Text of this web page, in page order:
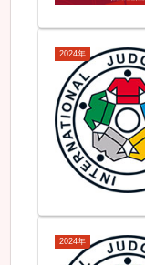
2024年
2024年